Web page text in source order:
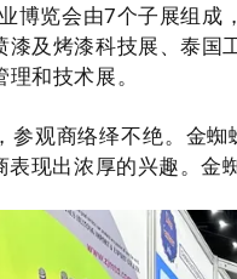
博览会由7个子展组成
漆及烤漆科技展、泰国
理和技术展。
参观商络绎不绝。金
表现出浓厚的兴趣。金